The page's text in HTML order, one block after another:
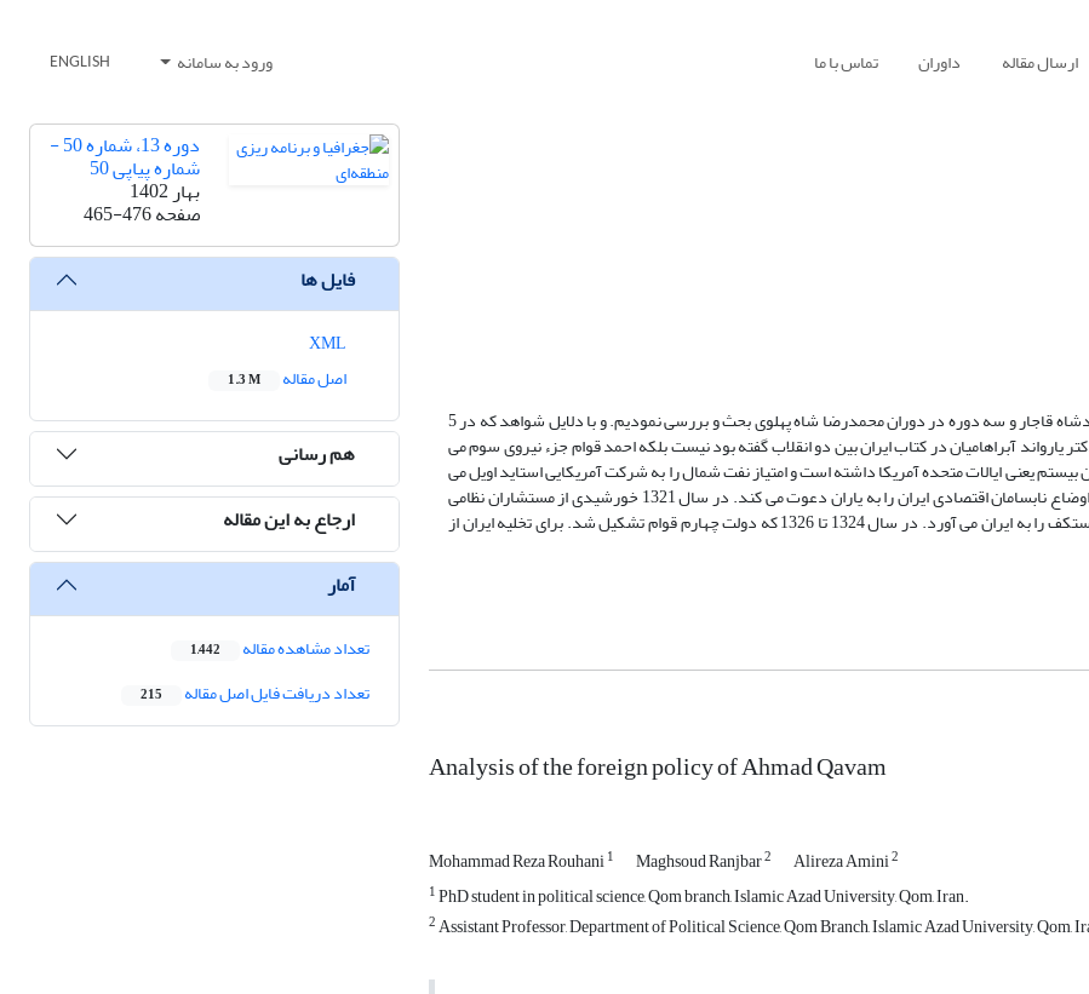
ارسال مقاله داوران تماس با ما ورود به سامانه ENGLISH
در این مقاله سیاست خارجی احمد قوام در 5 دوره ارتش دو دوره در زمان احمدشاه قاجار و سه دوره در دوران محمدرضا شاه پهلوی بحث و بررسی نمودیم. و با دلایل شواهد که در 5
آبراهامیان در کتاب ایران بین دو انقلاب گفته بود نیست بلکه احمد قوام جزء نیروی سوم می
نگاه به قدرت نو ظهور قرن بیستم یعنی ایالات متحده آمریکا داشته است و امتیاز نفت شمال را به شرکت آمریکایی استاید اویل می
دهد دکتر میلسپو آمریکایی که کارشناس امور مالی بری سرو سامان دادن به اوضاع نابسامان اقتصادی ایران را به یاران دعوت می کند. در سال 1321 خورشیدی از مستشاران نظامی
آمریکایی برای سرو سامان دادن به ژاندارمری و شهربانی ایران سرهنگ شوارستکف را به ایران می آورد. در سال 1324 تا 1326 که دولت چهارم قوام تشکیل شد. برای تخلیه ایران از
Analysis of the foreign policy of Ahmad Qavam
Mohammad Reza Rouhani1 Maghsoud Ranjbar2 Alireza Amini2
1PhD student in political science, Qom branch, Islamic Azad University, Qom, Iran.
2Assistant Professor, Department of Political Science, Qom Branch, Islamic Azad University, Qom,
دوره 13، شماره 50 -
شماره پیاپی 50
بهار 1402
صفحه465-476
فایل ها
اصل مقاله
1.3 M
هم رسانی
ارجاع به این مقاله
آمار
تعداد مشاهده مقاله 1,442
تعداد دریافت فایل اصل مقاله 215